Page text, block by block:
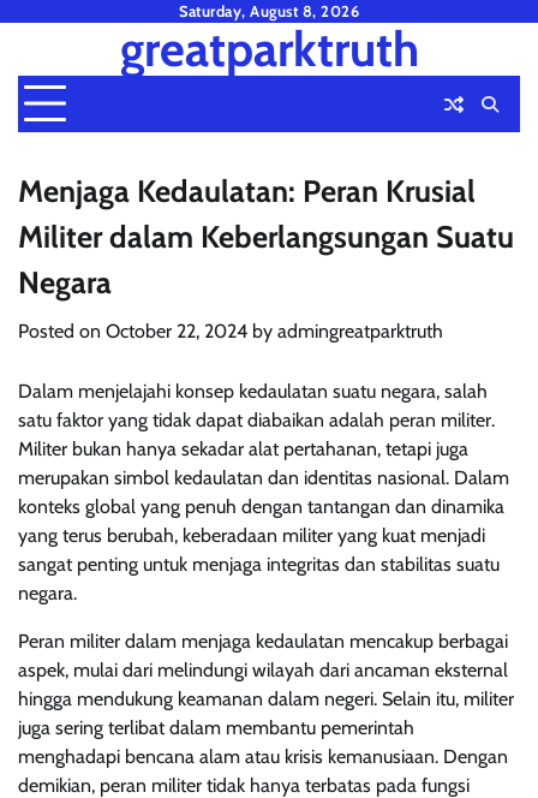
content
Saturday, August 8, 2026
greatparktruth
Menjaga Kedaulatan: Peran Krusial
Militer dalam Keberlangsungan Suatu
Negara
Posted on October 22, 2024 by admingreatparktruth
Dalam menjelajahi konsep kedaulatan suatu negara, salah
satu faktor yang tidak dapat diabaikan adalah peran militer.
Militer bukan hanya sekadar alat pertahanan, tetapi juga
merupakan simbol kedaulatan dan identitas nasional. Dalam
konteks global yang penuh dengan tantangan dan dinamika
yang terus berubah, keberadaan militer yang kuat menjadi
sangat penting untuk menjaga integritas dan stabilitas suatu
negara.
Peran militer dalam menjaga kedaulatan mencakup berbagai
aspek, mulai dari melindungi wilayah dari ancaman eksternal
hingga mendukung keamanan dalam negeri. Selain itu, militer
juga sering terlibat dalam membantu pemerintah
menghadapi bencana alam atau krisis kemanusiaan. Dengan
demikian, peran militer tidak hanya terbatas pada fungsi